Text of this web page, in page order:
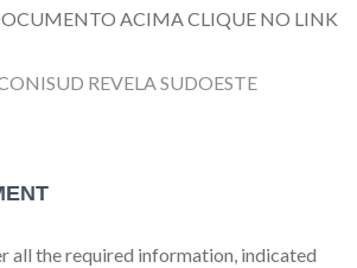
ACIMA CLIQUE NO LINK
REVELA SUDOESTE
all the required information, indicated